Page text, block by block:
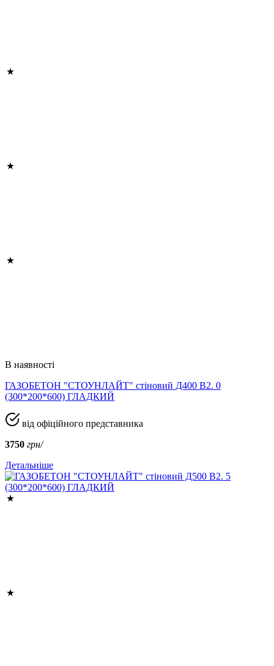
В наявності
ГАЗОБЕТОН "СТОУНЛАЙТ" стіновий Д400 В2. 0
(300*200*600) ГЛАДКИЙ
від офіційного представника
3750 грн/
Детальніше